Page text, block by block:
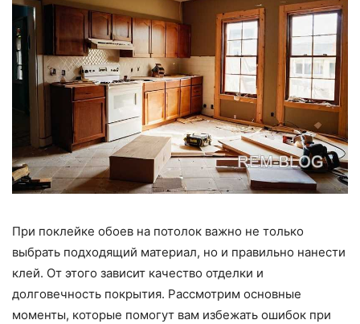
При поклейке обоев на потолок важно не только
выбрать подходящий материал, но и правильно нанести
клей. От этого зависит качество отделки и
долговечность покрытия. Рассмотрим основные
моменты, которые помогут вам избежать ошибок при